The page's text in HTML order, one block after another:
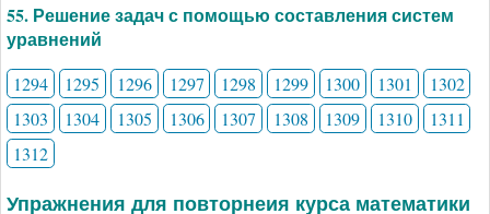
55. Решение задач с помощью составления систем
уравнений
1294 1295 1296 1297 1298 1299 1300 1301
1302
1303
1304 1305 1306 1307 1308 1309 1310
1311
1312
Упражнения для повторнеия курса математики